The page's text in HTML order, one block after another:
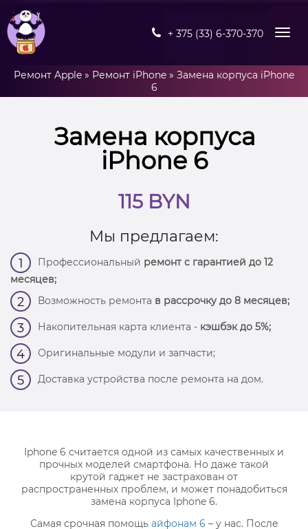
+ 375 (33) 6-370-370
Ремонт Apple » Ремонт iPhone » Замена корпуса iPhone
6
Замена корпуса
iPhone 6
115 BYN
Мы предлагаем:
1 Профессиональный ремонт с гарантией до 12
месяцев;
2 Возможность ремонта в рассрочку до 8 месяцев;
3 Накопительная карта клиента - кэшбэк до 5%;
4 Оригинальные модули и запчасти;
5 Доставка устройства после ремонта на дом.
Iphone 6 считается одной из самых качественных и
прочных моделей смартфона. Но даже такой
крутой гаджет не застрахован от
распространенных проблем, и может понадобиться
замена корпуса Iphone 6.
Самая срочная помощь айфонам 6 – у нас. После